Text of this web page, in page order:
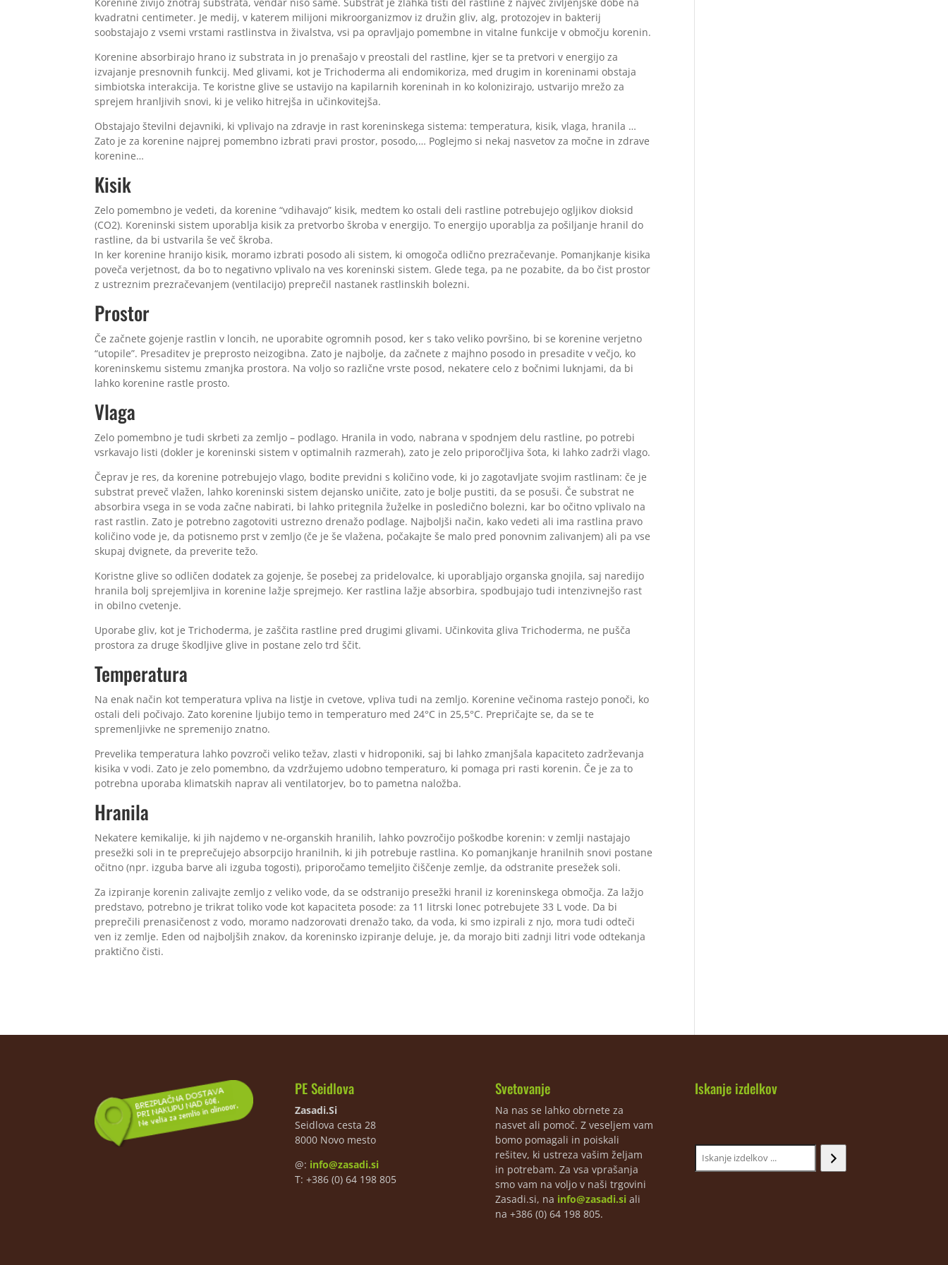
kvadratni centimeter. Je medij, v katerem milijoni mikroorganizmov iz družin gliv, alg, protozojev in bakterij
soobstajajo z vsemi vrstami rastlinstva in živalstva, vsi pa opravljajo pomembne in vitalne funkcije v območju korenin.
Korenine absorbirajo hrano iz substrata in jo prenašajo v preostali del rastline, kjer se ta pretvori v energijo za
izvajanje presnovnih funkcij. Med glivami, kot je Trichoderma ali endomikoriza, med drugim in koreninami obstaja
simbiotska interakcija. Te koristne glive se ustavijo na kapilarnih koreninah in ko kolonizirajo, ustvarijo mrežo za
sprejem hranljivih snovi, ki je veliko hitrejša in učinkovitejša.
Obstajajo številni dejavniki, ki vplivajo na zdravje in rast koreninskega sistema: temperatura, kisik, vlaga, hranila …
Zato je za korenine najprej pomembno izbrati pravi prostor, posodo,… Poglejmo si nekaj nasvetov za močne in zdrave
korenine…
Kisik
Zelo pomembno je vedeti, da korenine “vdihavajo” kisik, medtem ko ostali deli rastline potrebujejo ogljikov dioksid
(CO2). Koreninski sistem uporablja kisik za pretvorbo škroba v energijo. To energijo uporablja za pošiljanje hranil do
rastline, da bi ustvarila še več škroba.
In ker korenine hranijo kisik, moramo izbrati posodo ali sistem, ki omogoča odlično prezračevanje. Pomanjkanje kisika
poveča verjetnost, da bo to negativno vplivalo na ves koreninski sistem. Glede tega, pa ne pozabite, da bo čist prostor
z ustreznim prezračevanjem (ventilacijo) preprečil nastanek rastlinskih bolezni.
Prostor
Če začnete gojenje rastlin v loncih, ne uporabite ogromnih posod, ker s tako veliko površino, bi se korenine verjetno
“utopile”. Presaditev je preprosto neizogibna. Zato je najbolje, da začnete z majhno posodo in presadite v večjo, ko
koreninskemu sistemu zmanjka prostora. Na voljo so različne vrste posod, nekatere celo z bočnimi luknjami, da bi
lahko korenine rastle prosto.
Vlaga
Zelo pomembno je tudi skrbeti za zemljo – podlago. Hranila in vodo, nabrana v spodnjem delu rastline, po potrebi
vsrkavajo listi (dokler je koreninski sistem v optimalnih razmerah), zato je zelo priporočljiva šota, ki lahko zadrži vlago.
Čeprav je res, da korenine potrebujejo vlago, bodite previdni s količino vode, ki jo zagotavljate svojim rastlinam: če je
substrat preveč vlažen, lahko koreninski sistem dejansko uničite, zato je bolje pustiti, da se posuši. Če substrat ne
absorbira vsega in se voda začne nabirati, bi lahko pritegnila žuželke in posledično bolezni, kar bo očitno vplivalo na
rast rastlin. Zato je potrebno zagotoviti ustrezno drenažo podlage. Najboljši način, kako vedeti ali ima rastlina pravo
količino vode je, da potisnemo prst v zemljo (če je še vlažena, počakajte še malo pred ponovnim zalivanjem) ali pa vse
skupaj dvignete, da preverite težo.
Koristne glive so odličen dodatek za gojenje, še posebej za pridelovalce, ki uporabljajo organska gnojila, saj naredijo
hranila bolj sprejemljiva in korenine lažje sprejmejo. Ker rastlina lažje absorbira, spodbujajo tudi intenzivnejšo rast
in obilno cvetenje.
Uporabe gliv, kot je Trichoderma, je zaščita rastline pred drugimi glivami. Učinkovita gliva Trichoderma, ne pušča
prostora za druge škodljive glive in postane zelo trd ščit.
Temperatura
Na enak način kot temperatura vpliva na listje in cvetove, vpliva tudi na zemljo. Korenine večinoma rastejo ponoči, ko
ostali deli počivajo. Zato korenine ljubijo temo in temperaturo med 24°C in 25,5°C. Prepričajte se, da se te
spremenljivke ne spremenijo znatno.
Prevelika temperatura lahko povzroči veliko težav, zlasti v hidroponiki, saj bi lahko zmanjšala kapaciteto zadrževanja
kisika v vodi. Zato je zelo pomembno, da vzdržujemo udobno temperaturo, ki pomaga pri rasti korenin. Če je za to
potrebna uporaba klimatskih naprav ali ventilatorjev, bo to pametna naložba.
Hranila
Nekatere kemikalije, ki jih najdemo v ne-organskih hranilih, lahko povzročijo poškodbe korenin: v zemlji nastajajo
presežki soli in te preprečujejo absorpcijo hranilnih, ki jih potrebuje rastlina. Ko pomanjkanje hranilnih snovi postane
očitno (npr. izguba barve ali izguba togosti), priporočamo temeljito čiščenje zemlje, da odstranite presežek soli.
Za izpiranje korenin zalivajte zemljo z veliko vode, da se odstranijo presežki hranil iz koreninskega območja. Za lažjo
predstavo, potrebno je trikrat toliko vode kot kapaciteta posode: za 11 litrski lonec potrebujete 33 L vode. Da bi
preprečili prenasičenost z vodo, moramo nadzorovati drenažo tako, da voda, ki smo izpirali z njo, mora tudi odteči
ven iz zemlje. Eden od najboljših znakov, da koreninsko izpiranje deluje, je, da morajo biti zadnji litri vode odtekanja
praktično čisti.
PE Seidlova
Zasadi.Si
Seidlova cesta 28
8000 Novo mesto
@: info@zasadi.si
T: +386 (0) 64 198 805
Svetovanje
Na nas se lahko obrnete za
nasvet ali pomoč. Z veseljem vam
bomo pomagali in poiskali
rešitev, ki ustreza vašim željam
in potrebam. Za vsa vprašanja
smo vam na voljo v naši trgovini
Zasadi.si, na info@zasadi.siali
na +386 (0) 64 198 805.
Iskanje izdelkov